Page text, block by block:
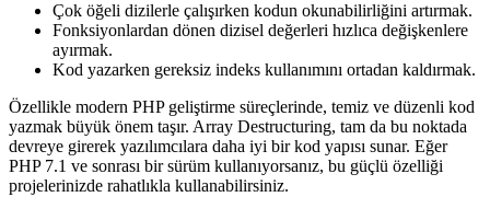
Çok öğeli dizilerle çalışırken kodun okunabilirliğini artırmak.
Fonksiyonlardan dönen dizisel değerleri hızlıca değişkenlere
ayırmak.
Kod yazarken gereksiz indeks kullanımını ortadan kaldırmak.
Özellikle modern PHP geliştirme süreçlerinde, temiz ve düzenli kod
yazmak büyük önem taşır. Array Destructuring, tam da bu noktada
devreye girerek yazılımcılara daha iyi bir kod yapısı sunar. Eğer
PHP 7.1 ve sonrası bir sürüm kullanıyorsanız, bu güçlü özelliği
projelerinizde rahatlıkla kullanabilirsiniz.